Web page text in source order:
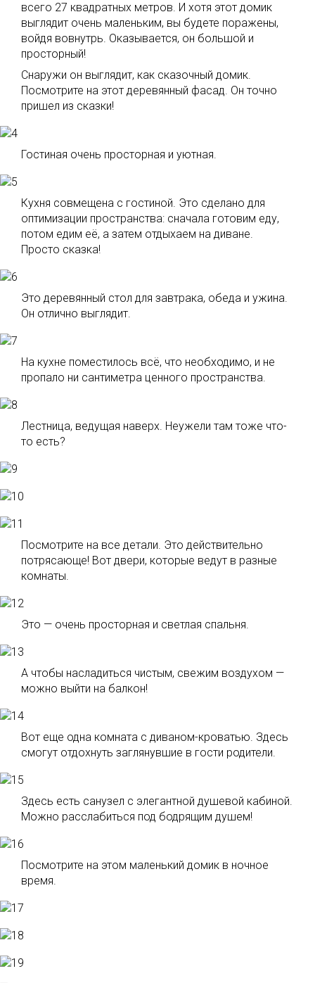
всего 27 квадратных метров. И хотя этот домик
выглядит очень маленьким, вы будете поражены,
войдя вовнутрь. Оказывается, он большой и
просторный!
Снаружи он выглядит, как сказочный домик.
Посмотрите на этот деревянный фасад. Он точно
пришел из сказки!
Гостиная очень просторная и уютная.
Кухня совмещена с гостиной. Это сделано для
оптимизации пространства: сначала готовим еду,
потом едим её, а затем отдыхаем на диване.
Просто сказка!
Это деревянный стол для завтрака, обеда и ужина.
Он отлично выглядит.
На кухне поместилось всё, что необходимо, и не
пропало ни сантиметра ценного пространства.
Лестница, ведущая наверх. Неужели там тоже что-
то есть?
Посмотрите на все детали. Это действительно
потрясающе! Вот двери, которые ведут в разные
комнаты.
Это — очень просторная и светлая спальня.
А чтобы насладиться чистым, свежим воздухом —
можно выйти на балкон!
Вот еще одна комната с диваном-кроватью. Здесь
смогут отдохнуть заглянувшие в гости родители.
Здесь есть санузел с элегантной душевой кабиной.
Можно расслабиться под бодрящим душем!
Посмотрите на этом маленький домик в ночное
время.